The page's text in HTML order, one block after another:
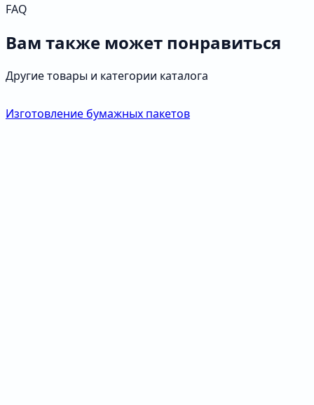
FAQ
Вам также может понравиться
Другие товары и категории каталога
Изготовление бумажных пакетов